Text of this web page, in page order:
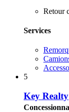
Retour
Services
5
Key Realty